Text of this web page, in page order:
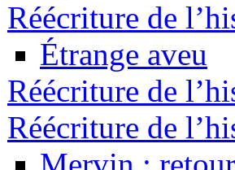
Réécriture de
Étrange aveu
Réécriture de
Réécriture de